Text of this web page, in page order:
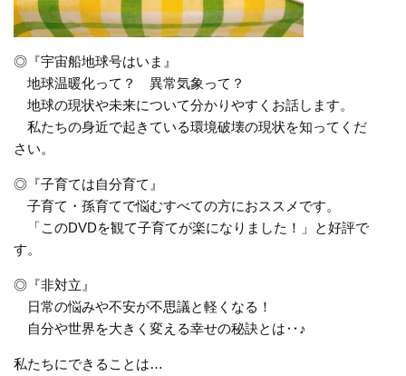
◎『宇宙船地球号はいま』
地球温暖化って？ 異常気象って？
地球の現状や未来について分かりやすくお話します。
私たちの身近で起きている環境破壊の現状を知ってくだ
さい。
◎『子育ては自分育て』
子育て・孫育てで悩むすべての方におススメです。
「このDVDを観て子育てが楽になりました！」と好評で
す。
◎『非対立』
日常の悩みや不安が不思議と軽くなる！
自分や世界を大きく変える幸せの秘訣とは‥♪
私たちにできることは…